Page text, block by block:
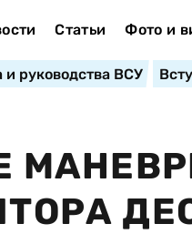
Статьи Фото и
и руководства ВСУ